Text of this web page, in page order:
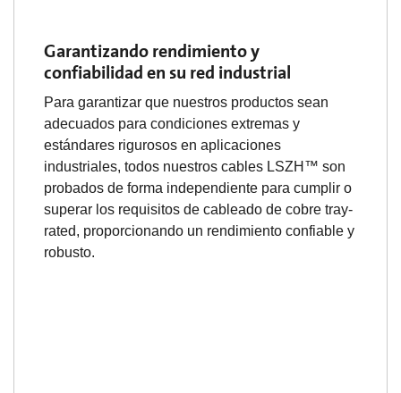
Garantizando rendimiento y
confiabilidad en su red industrial
Para garantizar que nuestros productos sean
adecuados para condiciones extremas y
estándares rigurosos en aplicaciones
industriales, todos nuestros cables LSZH™ son
probados de forma independiente para cumplir o
superar los requisitos de cableado de cobre tray-
rated, proporcionando un rendimiento confiable y
robusto.